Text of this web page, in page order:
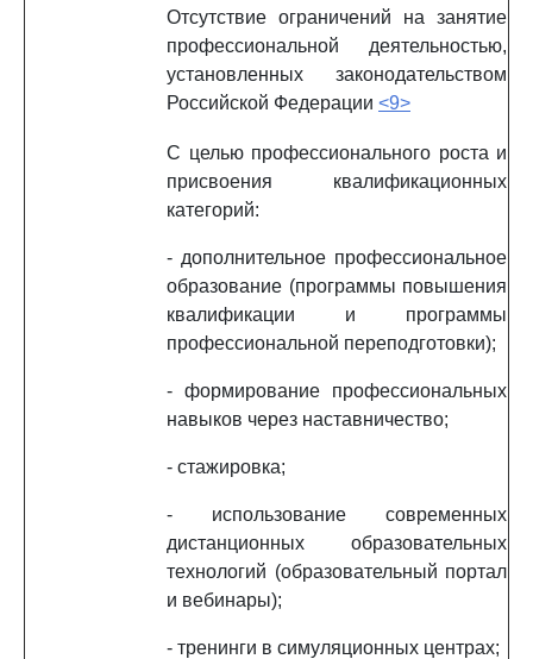
Отсутствие ограничений на занятие
профессиональной деятельностью,
установленных законодательством
Российской Федерации <9>
С целью профессионального роста и
присвоения квалификационных
категорий:
- дополнительное профессиональное
образование (программы повышения
квалификации и программы
профессиональной переподготовки);
- формирование профессиональных
навыков через наставничество;
- стажировка;
- использование современных
дистанционных образовательных
технологий (образовательный портал
и вебинары);
- тренинги в симуляционных центрах;